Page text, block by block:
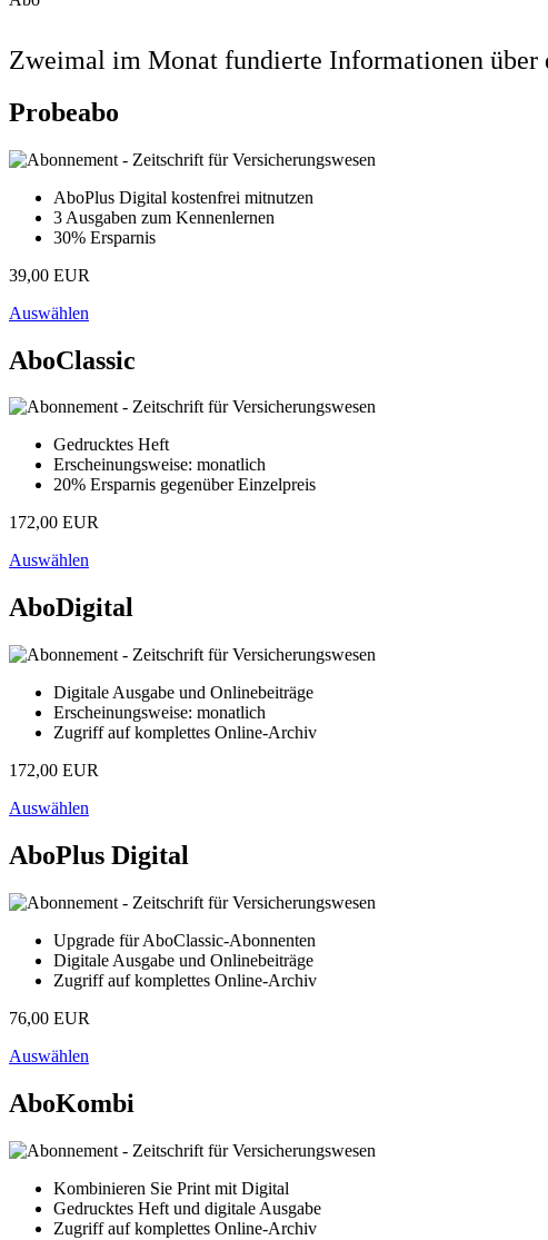
Zweimal im Monat fundierte Informationen über
Probeabo
AboPlus Digital kostenfrei mitnutzen
3 Ausgaben zum Kennenlernen
30% Ersparnis
39,00 EUR
Auswählen
AboClassic
Gedrucktes Heft
Erscheinungsweise: monatlich
20% Ersparnis gegenüber Einzelpreis
172,00 EUR
Auswählen
AboDigital
Digitale Ausgabe und Onlinebeiträge
Erscheinungsweise: monatlich
Zugriff auf komplettes Online-Archiv
172,00 EUR
Auswählen
AboPlus Digital
Upgrade für AboClassic-Abonnenten
Digitale Ausgabe und Onlinebeiträge
Zugriff auf komplettes Online-Archiv
76,00 EUR
Auswählen
AboKombi
Kombinieren Sie Print mit Digital
Gedrucktes Heft und digitale Ausgabe
Zugriff auf komplettes Online-Archiv